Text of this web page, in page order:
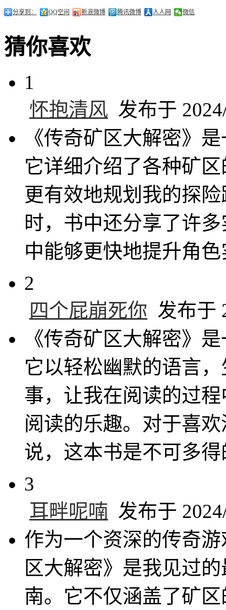
分享到： QQ空间 新浪微博 腾讯微博 人人网 微信
猜你喜欢
1
怀抱清风 发布于
《传奇矿区大解密》
它详细介绍了各种矿
更有效地规划我的探
时，书中还分享了许
中能够更快地提升角
2
四个屁崩死你 发布于
《传奇矿区大解密》
它以轻松幽默的语言
事，让我在阅读的过
阅读的乐趣。对于喜
说，这本书是不可多
3
耳畔呢喃 发布于
作为一个资深的传奇
区大解密》是我见过
南。它不仅涵盖了矿